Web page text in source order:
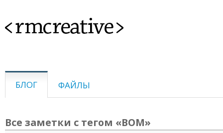
<rmcreative>
БЛОГ ФАЙЛЫ
Все заметки с тегом «BOM»